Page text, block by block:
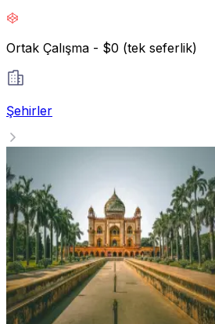
Ortak Çalışma - $0 (tek seferlik)
Şehirler